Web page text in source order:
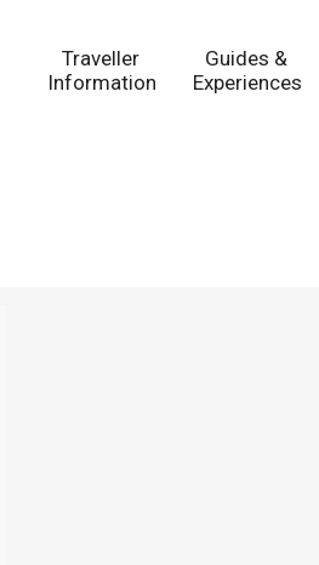
Traveller
Information
Guides &
Experiences